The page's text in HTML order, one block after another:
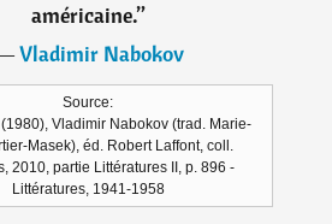
américaine.”
Vladimir Nabokov
Source:
Vladimir Nabokov (trad. Marie-
Masek), éd. Robert Laffont, coll.
2010, partie Littératures II, p. 896 -
Littératures, 1941-1958